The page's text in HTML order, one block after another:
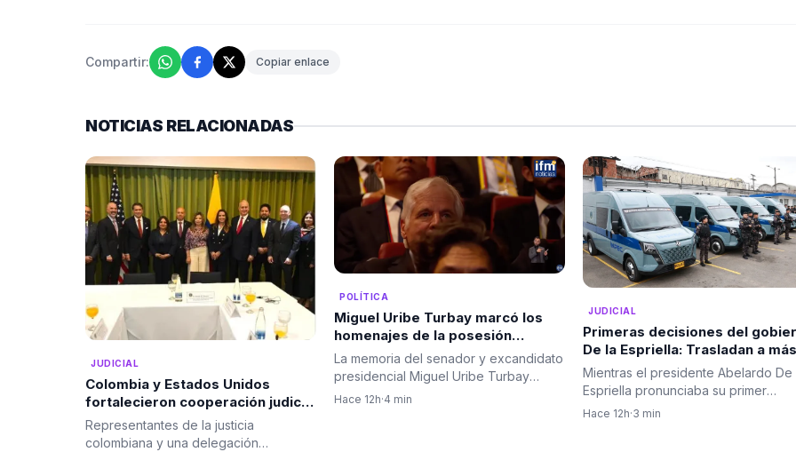
Compartir: Copiar enlace
NOTICIAS RELACIONADAS
JUDICIAL
Colombia y Estados Unidos
fortalecieron cooperación judicial
durante jornada de posesión
presidencial
Representantes de la justicia
colombiana y una delegación
POLÍTICA
Miguel Uribe Turbay marcó los
homenajes de la posesión
presidencial de Abelardo De la
Espriella
La memoria del senador y excandidato
presidencial Miguel Uribe Turbay
ocupó un lugar central…
Hace 12h·4 min
JUDICIAL
Primeras decisiones del
De la Espriella: Trasladan a más
de 100 cabecillas criminales a
cárceles de máxima seguridad
Mientras el presidente Abelardo De
Espriella pronunciaba su primer
discurso como jefe de Estado…
Hace 12h·3 min